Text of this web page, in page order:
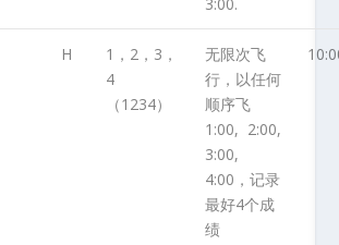
3:00.
H
1，2，3，
4
（1234）
无限次飞
行，以任何
顺序飞
1:00, 2:00,
3:00,
4:00，记录
最好4个成
绩